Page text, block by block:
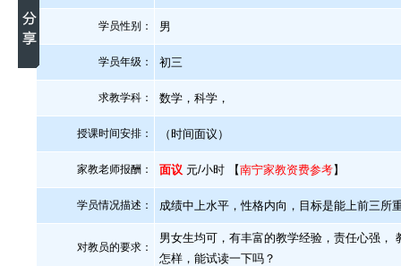
学员性别： 男
学员年级： 初三
求教学科： 数学，科学，
授课时间安排： （时间面议）
家教老师报酬： 面议 元/小时 【南宁家教资费参考】
学员情况描述： 成绩中上水平，性格内向，目标是能上前三所
对教员的要求：
男女生均可，有丰富的教学经验，责任心强，
怎样，能试读一下吗？